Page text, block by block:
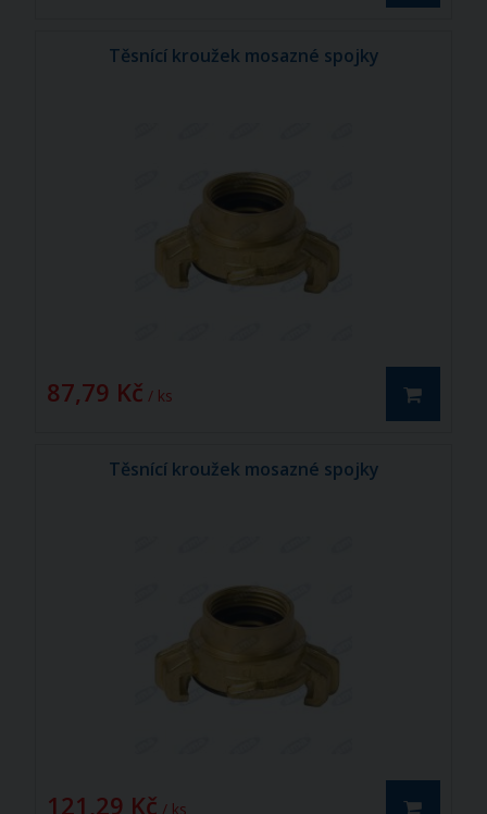
Těsnící kroužek mosazné spojky
87,79 Kč / ks
Těsnící kroužek mosazné spojky
121,29 Kč / ks